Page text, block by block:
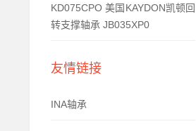
KD075CPO 美国KAYDON凯顿回
转支撑轴承 JB035XP0
友情链接
INA轴承